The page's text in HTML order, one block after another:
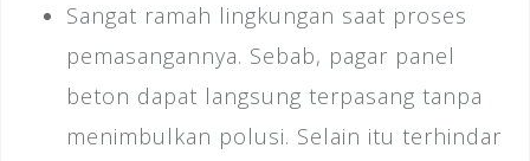
Sangat ramah lingkungan saat proses
pemasangannya. Sebab, pagar panel
beton dapat langsung terpasang tanpa
menimbulkan polusi. Selain itu terhindar